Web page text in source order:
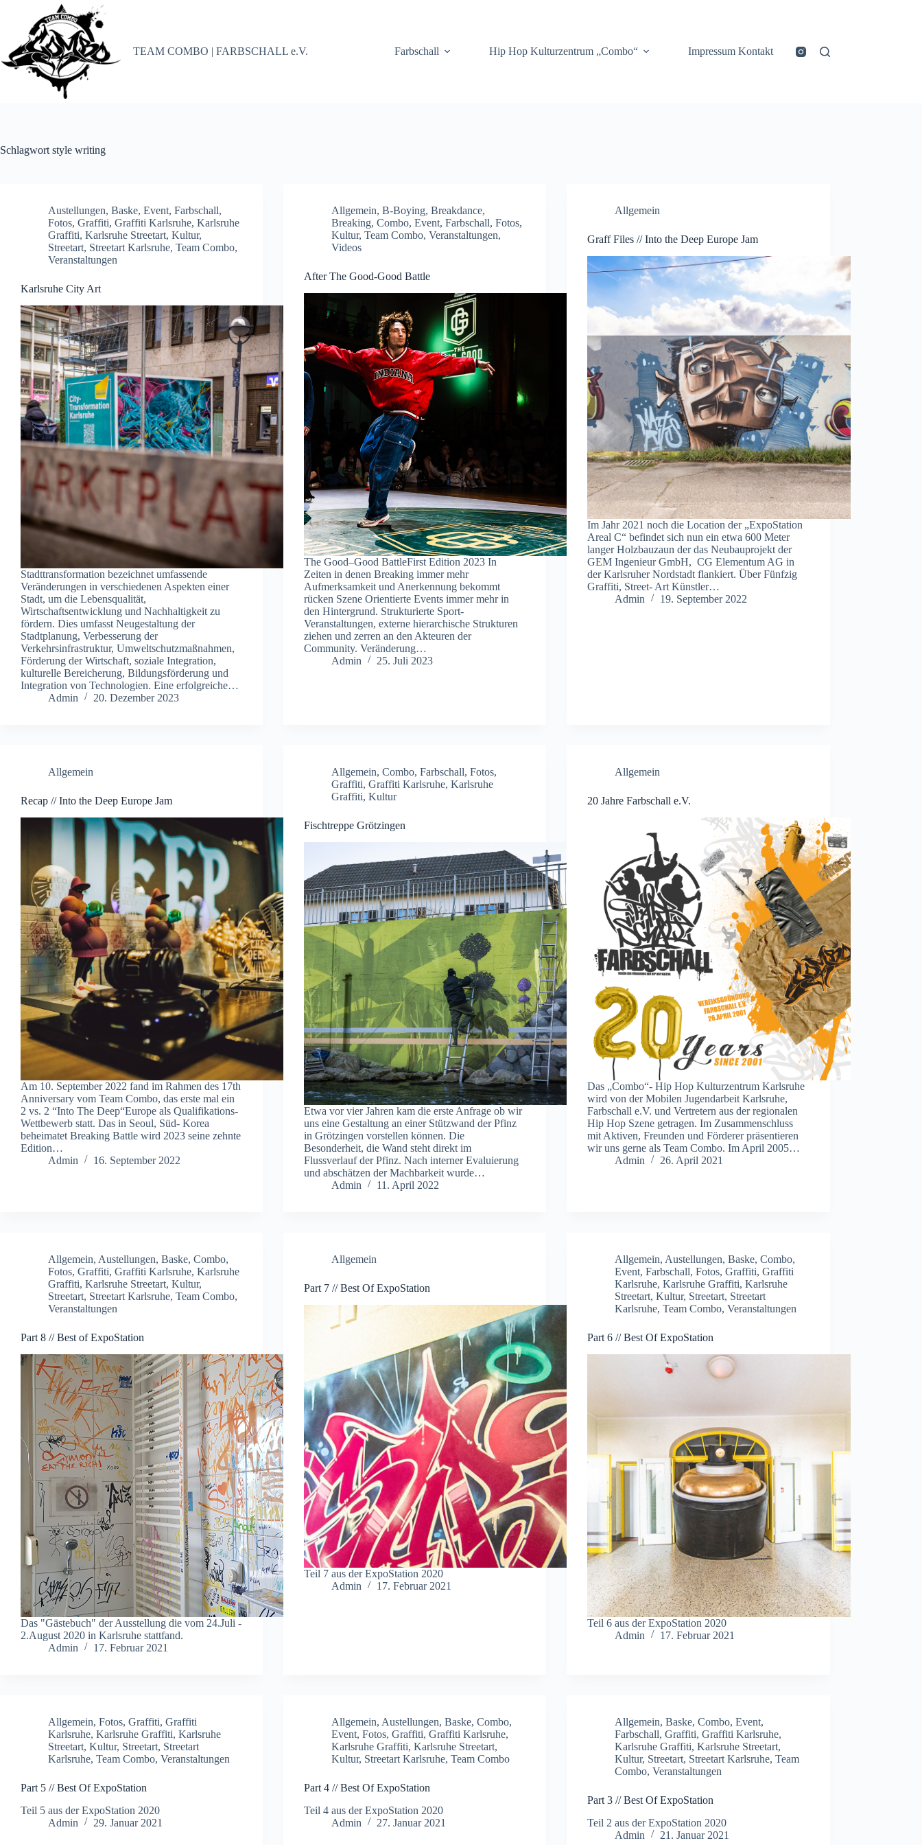
springen
TEAM COMBO | FARBSCHALL e.V.
Farbschall Hip Hop Kulturzentrum „Combo“ Impressum Kontakt
Schlagwort style writing
Austellungen, Baske, Event, Farbschall,
Fotos, Graffiti, Graffiti Karlsruhe, Karlsruhe
Graffiti, Karlsruhe Streetart, Kultur,
Streetart, Streetart Karlsruhe, Team Combo,
Veranstaltungen
Karlsruhe City Art
Stadttransformation bezeichnet umfassende
Veränderungen in verschiedenen Aspekten einer
Stadt, um die Lebensqualität,
Wirtschaftsentwicklung und Nachhaltigkeit zu
fördern. Dies umfasst Neugestaltung der
Stadtplanung, Verbesserung der
Verkehrsinfrastruktur, Umweltschutzmaßnahmen,
Förderung der Wirtschaft, soziale Integration,
kulturelle Bereicherung, Bildungsförderung und
Integration von Technologien. Eine erfolgreiche…
Admin
20. Dezember 2023
Allgemein,B-Boying,Breakdance,
Breaking,Combo,Event,Farbschall,Fotos,
Kultur,Team Combo,Veranstaltungen,
Videos
After The Good-Good Battle
The Good–Good BattleFirst Edition 2023 In
Zeiten in denen Breaking immer mehr
Aufmerksamkeit und Anerkennung bekommt
rücken Szene Orientierte Events immer mehr in
den Hintergrund. Strukturierte Sport-
Veranstaltungen, externe hierarchische Strukturen
ziehen und zerren an den Akteuren der
Community. Veränderung…
Admin
25. Juli 2023
Allgemein
Graff Files // Into the Deep Europe Jam
Im Jahr 2021 noch die Location der „ExpoStation
Areal C“ befindet sich nun ein etwa 600 Meter
langer Holzbauzaun der das Neubauprojekt der
GEM Ingenieur GmbH, CG Elementum AG in
der Karlsruher Nordstadt flankiert. Über Fünfzig
Graffiti, Street- Art Künstler…
Admin
19. September 2022
Allgemein
Recap // Into the Deep Europe Jam
Am 10. September 2022 fand im Rahmen des 17th
Anniversary vom Team Combo, das erste mal ein
2 vs. 2 “Into The Deep“Europe als Qualifikations-
Wettbewerb statt. Das in Seoul, Süd- Korea
beheimatet Breaking Battle wird 2023 seine zehnte
Edition…
Admin
16. September 2022
Allgemein,Combo,Farbschall,Fotos,
Graffiti,Graffiti Karlsruhe,Karlsruhe
Graffiti,Kultur
Fischtreppe Grötzingen
Etwa vor vier Jahren kam die erste Anfrage ob wir
uns eine Gestaltung an einer Stützwand der Pfinz
in Grötzingen vorstellen können. Die
Besonderheit, die Wand steht direkt im
Flussverlauf der Pfinz. Nach interner Evaluierung
und abschätzen der Machbarkeit wurde…
Admin
11. April 2022
Allgemein
20 Jahre Farbschall e.V.
Das „Combo“- Hip Hop Kulturzentrum Karlsruhe
wird von der Mobilen Jugendarbeit Karlsruhe,
Farbschall e.V. und Vertretern aus der regionalen
Hip Hop Szene getragen. Im Zusammenschluss
mit Aktiven, Freunden und Förderer präsentieren
wir uns gerne als Team Combo. Im April 2005…
Admin
26. April 2021
Allgemein, Austellungen, Baske, Combo,
Fotos, Graffiti, Graffiti Karlsruhe, Karlsruhe
Graffiti, Karlsruhe Streetart, Kultur,
Streetart, Streetart Karlsruhe, Team Combo,
Veranstaltungen
Part 8 // Best of ExpoStation
Das "Gästebuch" der Ausstellung die vom 24.Juli -
2.August 2020 in Karlsruhe stattfand.
Admin
17. Februar 2021
Allgemein
Part 7 // Best Of ExpoStation
Teil 7 aus der ExpoStation 2020
Admin
17. Februar 2021
Allgemein, Austellungen,Baske,Combo,
Event,Farbschall,Fotos,Graffiti,Graffiti
Karlsruhe,Karlsruhe Graffiti,Karlsruhe
Streetart,Kultur, Streetart, Streetart
Karlsruhe,Team Combo,Veranstaltungen
Part 6 // Best Of ExpoStation
Teil 6 aus der ExpoStation 2020
Admin
17. Februar 2021
Allgemein, Fotos, Graffiti, Graffiti
Karlsruhe, Karlsruhe Graffiti, Karlsruhe
Streetart, Kultur, Streetart, Streetart
Karlsruhe, Team Combo, Veranstaltungen
Part 5 // Best Of ExpoStation
Teil 5 aus der ExpoStation 2020
Admin
29. Januar 2021
Allgemein, Austellungen,Baske,Combo,
Event,Fotos,Graffiti,Graffiti Karlsruhe,
Karlsruhe Graffiti,Karlsruhe Streetart,
Kultur, Streetart Karlsruhe,Team Combo
Part 4 // Best Of ExpoStation
Teil 4 aus der ExpoStation 2020
Admin
27. Januar 2021
Allgemein,Baske,Combo,Event,
Farbschall,Graffiti,Graffiti Karlsruhe,
Karlsruhe Graffiti,Karlsruhe Streetart,
Kultur, Streetart, Streetart Karlsruhe,Team
Combo,Veranstaltungen
Part 3 // Best Of ExpoStation
Teil 2 aus der ExpoStation 2020
Admin
21. Januar 2021